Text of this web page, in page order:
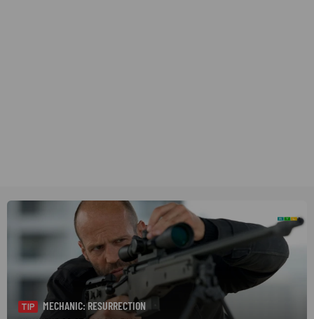
TIP
MECHANIC: RESURRECTION